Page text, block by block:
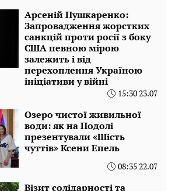
Арсеній Пушкаренко:
Запровадження жорстких
санкцій проти росії з боку
США певною мірою
залежить і від
перехоплення Україною
ініціативи у війні
15:30 23.07
Озеро чистої живильної
води: як на Подолі
презентували «Шість
чуттів» Ксени Епель
08:35 22.07
Візит солідарності та